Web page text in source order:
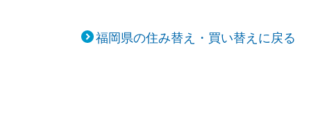
福岡県の住み替え・買い替えに戻る